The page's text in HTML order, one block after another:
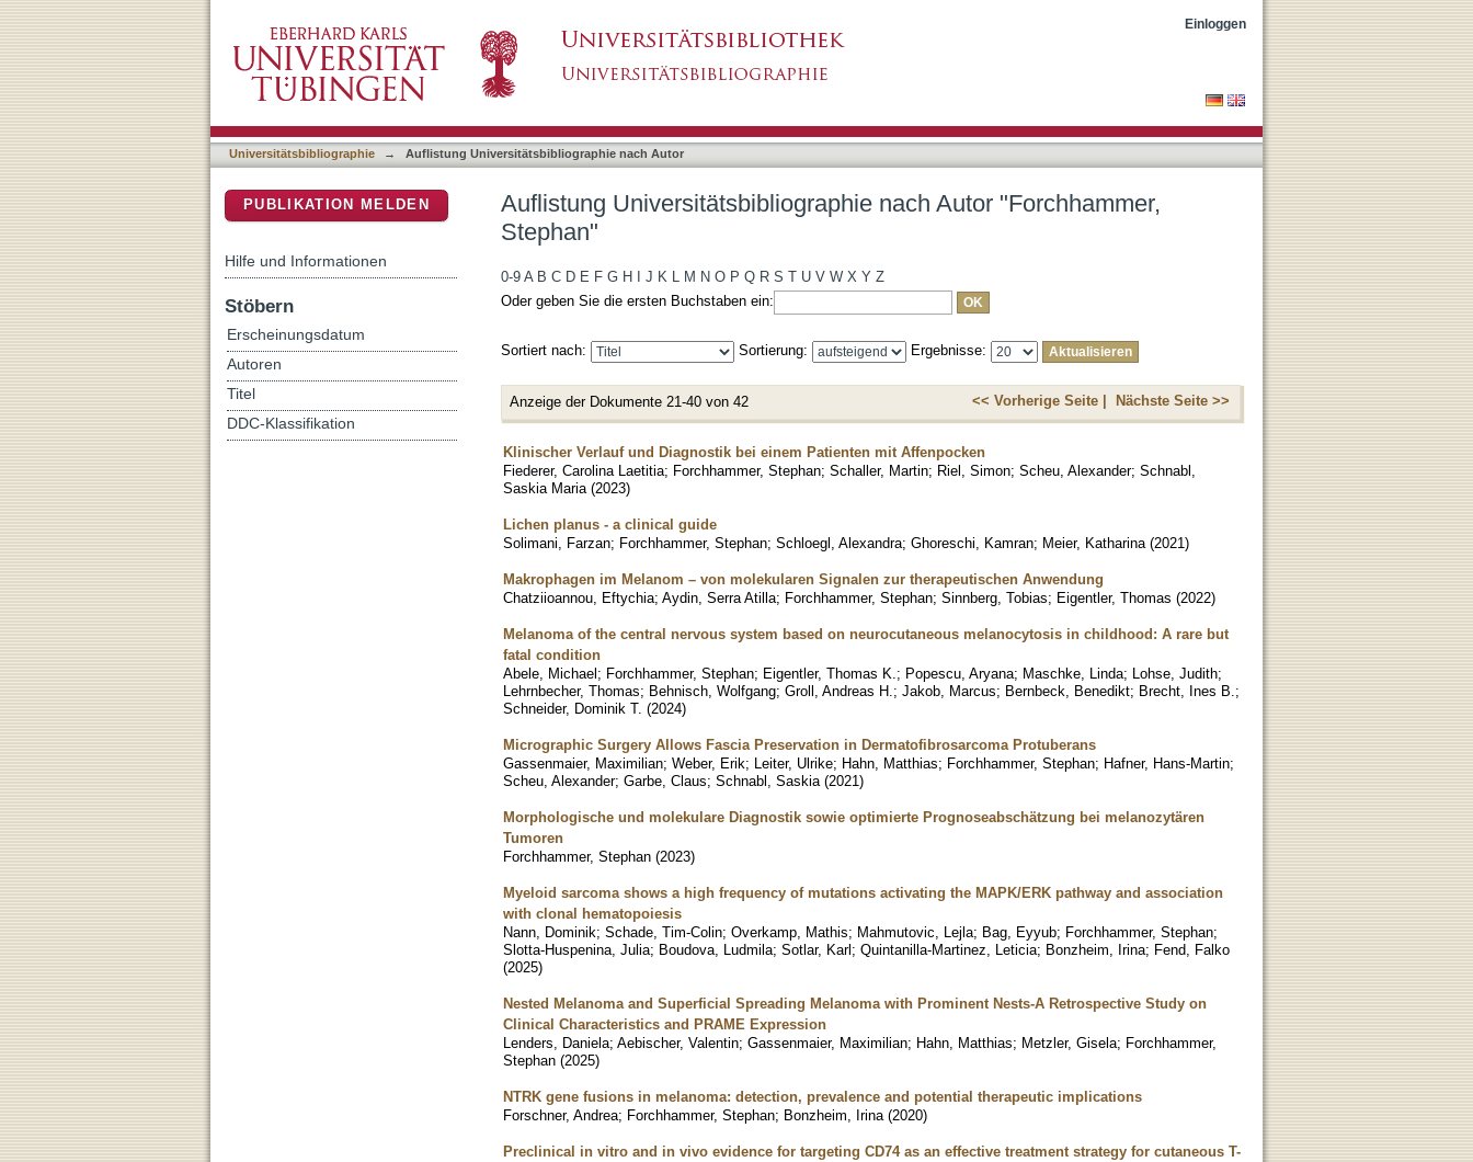
Einloggen
Universitätsbibliographie → Auflistung Universitätsbibliographie nach Autor
Auflistung Universitätsbibliographie nach Autor "Forchhammer,
Stephan"
0-9 A B C D E F G H J K L M N O P Q R S T U V W X Y Z
Oder geben Sie die ersten Buchstaben ein:
Sortiert nach: Sortierung: Ergebnisse:
Anzeige der Dokumente 21-40 von 42 << Vorherige Seite | Nächste Seite >>
Klinischer Verlauf und Diagnostik bei einem Patienten mit Affenpocken
Fiederer, Carolina Laetitia; Forchhammer, Stephan; Schaller, Martin; Riel, Simon; Scheu, Alexander; Schnabl,
Saskia Maria (2023)
Lichen planus - a clinical guide
Solimani, Farzan; Forchhammer, Stephan; Schloegl, Alexandra; Ghoreschi, Kamran; Meier, Katharina (2021)
Makrophagen im Melanom – von molekularen Signalen zur therapeutischen Anwendung
Chatziioannou, Eftychia; Aydin, Serra Atilla; Forchhammer, Stephan; Sinnberg, Tobias; Eigentler, Thomas (2022)
Melanoma of the central nervous system based on neurocutaneous melanocytosis in childhood: A rare but
fatal condition
Abele, Michael; Forchhammer, Stephan; Eigentler, Thomas K. ; Popescu, Aryana; Maschke, Linda; Lohse, Judith;
Lehrnbecher, Thomas; Behnisch, Wolfgang; Groll, Andreas H. ; Jakob, Marcus; Bernbeck, Benedikt; Brecht, Ines B. ;
Schneider, Dominik T. (2024)
Micrographic Surgery Allows Fascia Preservation in Dermatofibrosarcoma Protuberans
Gassenmaier, Maximilian; Weber, Erik; Leiter, Ulrike; Hahn, Matthias; Forchhammer, Stephan; Hafner, Hans-Martin;
Scheu, Alexander; Garbe, Claus; Schnabl, Saskia (2021)
Morphologische und molekulare Diagnostik sowie optimierte Prognoseabschätzung bei melanozytären
Tumoren
Forchhammer, Stephan (2023)
Myeloid sarcoma shows a high frequency of mutations activating the MAPK/ERK pathway and association
with clonal hematopoiesis
Nann, Dominik; Schade, Tim-Colin; Overkamp, Mathis; Mahmutovic, Lejla; Bag, Eyyub; Forchhammer, Stephan;
Slotta-Huspenina, Julia; Boudova, Ludmila; Sotlar, Karl; Quintanilla-Martinez, Leticia; Bonzheim, Irina; Fend, Falko
(2025)
Nested Melanoma and Superficial Spreading Melanoma with Prominent Nests-A Retrospective Study on
Clinical Characteristics and PRAME Expression
Lenders, Daniela; Aebischer, Valentin; Gassenmaier, Maximilian; Hahn, Matthias; Metzler, Gisela; Forchhammer,
Stephan (2025)
NTRK gene fusions in melanoma: detection, prevalence and potential therapeutic implications
Forschner, Andrea; Forchhammer, Stephan; Bonzheim, Irina (2020)
Preclinical in vitro and in vivo evidence for targeting CD74 as an effective treatment strategy for cutaneous T-
PUBLIKATION MELDEN
Hilfe und Informationen
Stöbern
Erscheinungsdatum
Autoren
Titel
DDC-Klassifikation